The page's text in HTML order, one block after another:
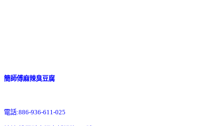
簡師傅麻辣臭豆腐
電話:886-936-611-025